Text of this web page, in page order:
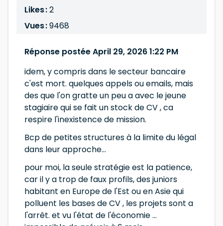
Likes :2
Vues :9468
Réponse postée April 29, 2026 1:22 PM
idem, y compris dans le secteur bancaire
c'est mort. quelques appels ou emails, mais
des que l'on gratte un peu a avec le jeune
stagiaire qui se fait un stock de CV , ca
respire l'inexistence de mission.
Bcp de petites structures à la limite du légal
dans leur approche...
pour moi, la seule stratégie est la patience,
car il y a trop de faux profils, des juniors
habitant en Europe de l'Est ou en Asie qui
polluent les bases de CV , les projets sont a
l'arrêt. et vu l'état de l'économie ...